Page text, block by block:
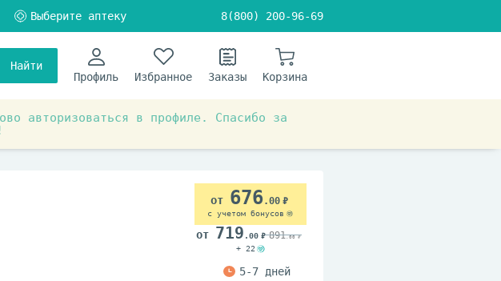
8(800) 200-96-69
Найти
Профиль
Избранное Заказы Корзина
авторизоваться в профиле. Спасибо за
676.00
с учетом бонусов
719 .00 891.00
+ 22